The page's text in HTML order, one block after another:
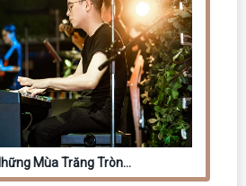
Mùa Trăng Tròn…